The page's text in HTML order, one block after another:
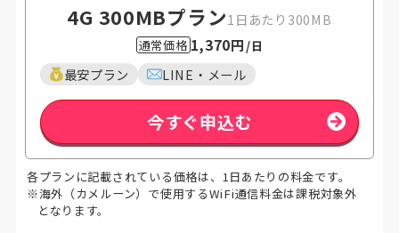
4G 300MBプラン1日あたり300MB
通常価格1,370円 /日
最安プラン LINE・メール
今すぐ申込む
各プランに記載されている価格は、1日あたりの料金です。
※海外（カメルーン）で使用するWiFi通信料金は課税対象外
となります。